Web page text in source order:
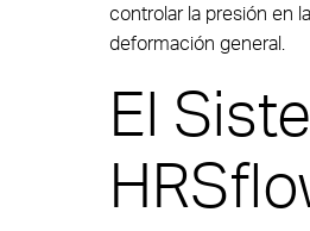
controlar la presión en
deformación general.
El